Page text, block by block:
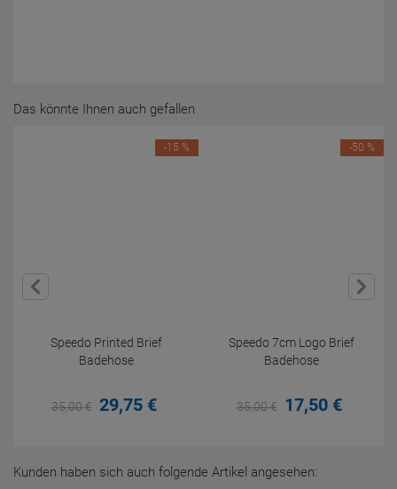
Das könnte Ihnen auch gefallen
Speedo Printed Brief
Badehose
35,00€ 29,75 €
-15 %
Speedo 7cm Logo Brief
Badehose
35,00€ 17,50 €
-50 %
Kunden haben sich auch folgende Artikel angesehen: